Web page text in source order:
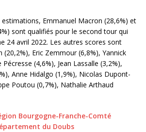
Emmanuel Macron (28,6%) et
sont qualifiés pour le second tour qui
24 avril 2022. Les autres scores sont
(20,2%), Eric Zemmour (6,8%), Yannick
Pécresse (4,6%), Jean Lassalle (3,2%),
Anne Hidalgo (1,9%), Nicolas Dupont-
Poutou (0,7%), Nathalie Arthaud
Bourgogne-Franche-Comté
du Doubs